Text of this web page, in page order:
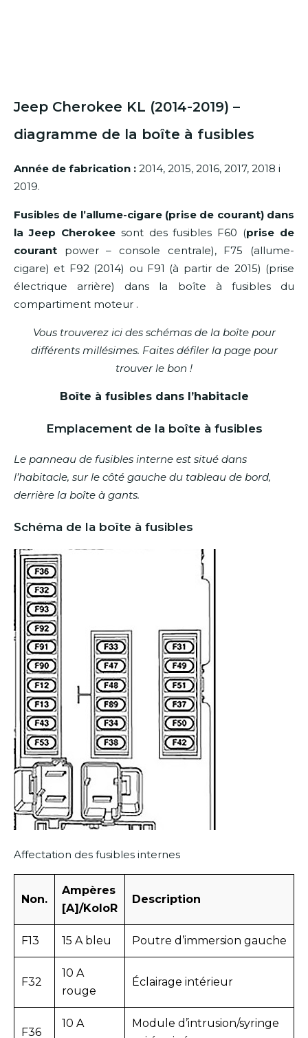
Jeep Cherokee KL (2014-2019) –
diagramme de la boîte à fusibles
Année de fabrication : 2014, 2015, 2016, 2017, 2018 i
2019.
Fusibles de l’allume-cigare (prise de courant) dans
la Jeep Cherokeesont des fusibles F60 (prise de
courant power – console centrale), F75 (allume-
cigare) et F92 (2014) ou F91 (à partir de 2015) (prise
électrique arrière) dans la boîte à fusibles du
compartiment moteur .
Vous trouverez ici des schémas de la boîte pour
différents millésimes. Faites défiler la page pour
trouver le bon !
Boîte à fusibles dans l’habitacle
Emplacement de la boîte à fusibles
Le panneau de fusibles interne est situé dans
l’habitacle, sur le côté gauche du tableau de bord,
derrière la boîte à gants.
Schéma de la boîte à fusibles
Affectation des fusibles internes
Non.
Ampères
[A]/KoloR
Description
F13 15 A bleu Poutre d’immersion gauche
F32
10 A
rouge
Éclairage intérieur
F36
10 A
Module d’intrusion/syringe